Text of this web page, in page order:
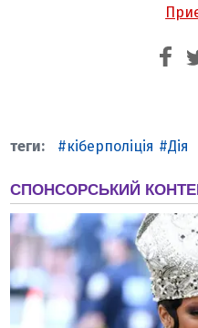
кіберполіція Дія